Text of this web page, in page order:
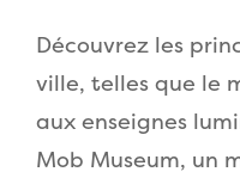
Découvrez les
ville, telles que le
aux enseignes
Mob Museum, un